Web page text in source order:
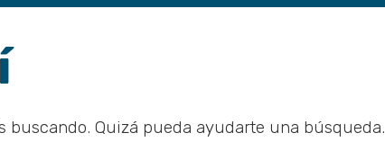
buscando. Quizá pueda ayudarte una búsqueda.